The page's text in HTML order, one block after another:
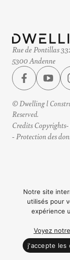
Rue de Pontillas
5300 Andenne
© Dwelling l
Reserved.
Credits Copyrights
Protection des
Notre site
utilisés pour
expérience
Voyez
j'accepte les